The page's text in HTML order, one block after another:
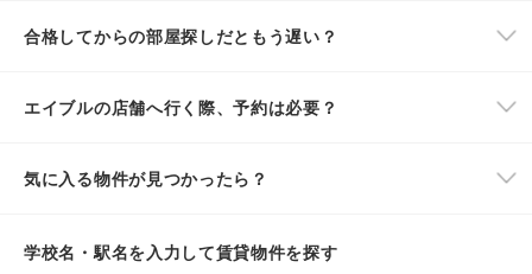
合格してからの部屋探しだともう遅い？
エイブルの店舗へ行く際、予約は必要？
気に入る物件が見つかったら？
学校名・駅名を入力して賃貸物件を探す